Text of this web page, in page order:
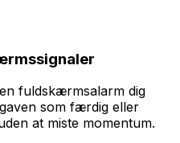
fuldskærmsalarm dig
som færdig eller
at miste momentum.